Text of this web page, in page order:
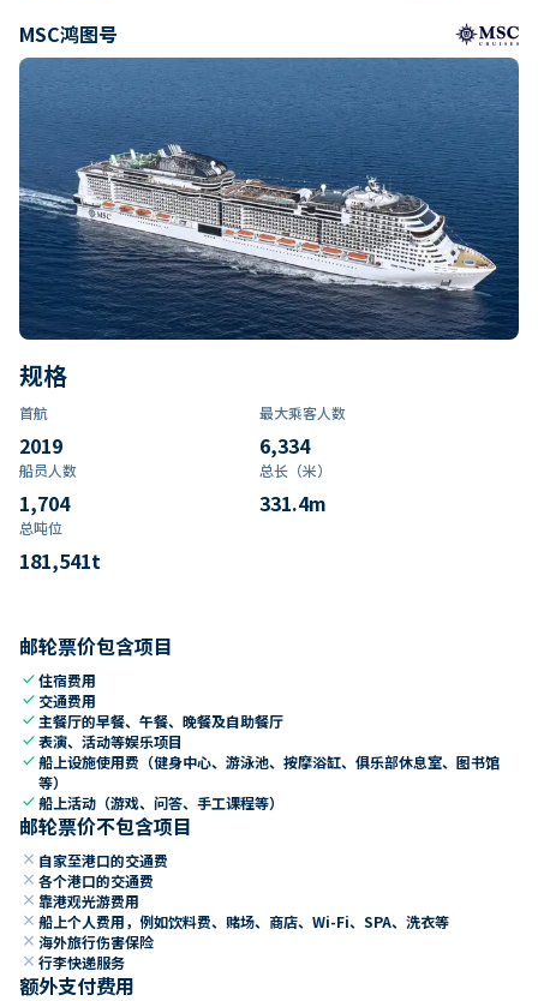
MSC鸿图号
规格
首航
2019
最大乘客人数
6,334
船员人数
1,704
总长（米）
331.4m
总吨位
181,541t
邮轮票价包含项目
check住宿费用
check 交通费用
check 主餐厅的早餐、午餐、晚餐及自助餐厅
check表演、活动等娱乐项目
check船上设施使用费（健身中心、游泳池、按摩浴缸、俱乐部休息室、图书馆
等）
check船上活动（游戏、问答、手工课程等）
邮轮票价不包含项目
close 自家至港口的交通费
close 各个港口的交通费
close 靠港观光游费用
close 船上个人费用，例如饮料费、赌场、商店、Wi-Fi、SPA、洗衣等
close 海外旅行伤害保险
close 行李快递服务
额外支付费用